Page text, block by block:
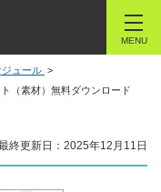
MENU
ジュール
（素材）無料ダウンロード
終更新日：2025年12月11日